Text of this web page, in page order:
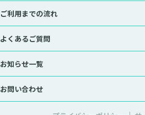
ご利用までの流れ
よくあるご質問
お知らせ一覧
お問い合わせ